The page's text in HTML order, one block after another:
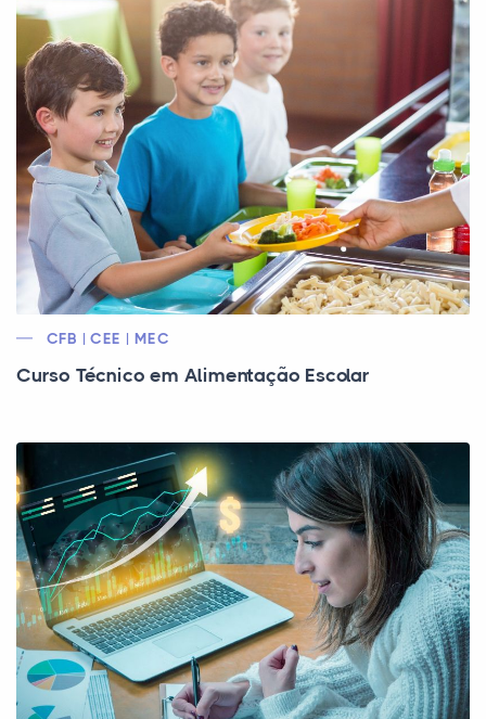
CFB | CEE | MEC
Curso Técnico em Alimentação Escolar